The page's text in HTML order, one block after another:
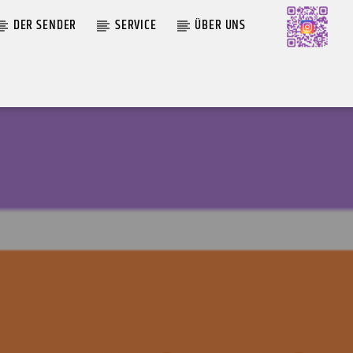
DER SENDER SERVICE ÜBER UNS